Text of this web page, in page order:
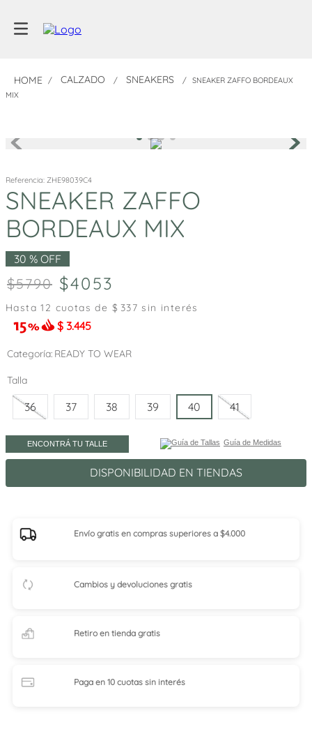
CALZADO SNEAKERS
SNEAKER ZAFFO BORDEAUX
MIX
Referencia: ZHE98039C4
SNEAKER ZAFFO
BORDEAUX MIX
30 % OFF
5790 4053
Hasta12 cuotas de $ 337 sin interés
$ 3.445
Categoría READY TO WEAR
Talla
36 37 38 39 40 41
ENCONTRÁ TU TALLE Guía de Medidas
DISPONIBILIDAD EN TIENDAS
Envío gratis en compras superiores a $4.000
Cambios y devoluciones gratis
Retiro en tiendagratis
Paga en 10 cuotassin interés